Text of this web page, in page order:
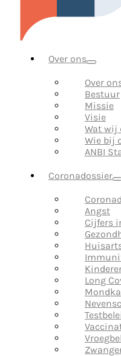
Over ons
Over
Bestuur
Missie
Visie
Wat wij
Wie bij
ANBI
Coronadossier
Angst
Cijfers
Long